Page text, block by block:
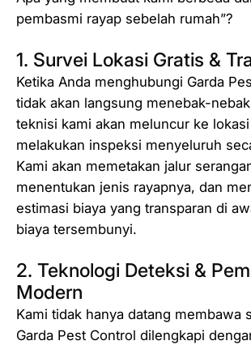
pembasmi rayap sebelah rumah”?
1. Survei Lokasi Gratis &
Ketika Anda menghubungi Garda
tidak akan langsung menebak-
teknisi kami akan meluncur ke
melakukan inspeksi menyeluruh
Kami akan memetakan jalur
menentukan jenis rayapnya, dan
estimasi biaya yang transparan di
biaya tersembunyi.
2. Teknologi Deteksi &
Modern
Kami tidak hanya datang membawa
Garda Pest Control dilengkapi